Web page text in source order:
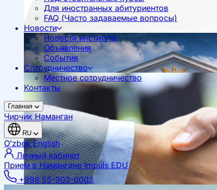
Для иностранных абитуриентов
FAQ (Часто задаваемые вопросы)
Новости
Новости института
Объявления
События
Сотрудничество
Местное сотрудничество
Контакты
Главная
ЧирчикНаманган
RU
OʻzbekEnglish
Личный кабинет
Прием в Намангане Impuls EDU
+998 55-903-0003